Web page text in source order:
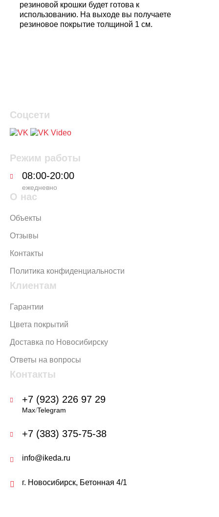
резиновой крошки будет готова к
использованию. На выходе вы получаете
резиновое покрытие толщиной 1 см.
Соцсети
Режим работы
08:00-20:00
ежедневно
О нас
Объекты
Отзывы
Контакты
Политика конфиденциальности
Клиентам
Гарантии
Цвета покрытий
Доставка по Новосибирску
Ответы на вопросы
Контакты
+7 (923) 226 97 29
Max/Telegram
+7 (383) 375-75-38
info@ikeda.ru
г. Новосибирск, Бетонная 4/1